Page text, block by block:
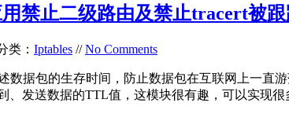
禁止二级路由及禁止tracert被
类： Iptables //No Comments
数据包的生存时间，防止数据包在互联网上一直
、发送数据的TTL值，这模块很有趣，可以实现很